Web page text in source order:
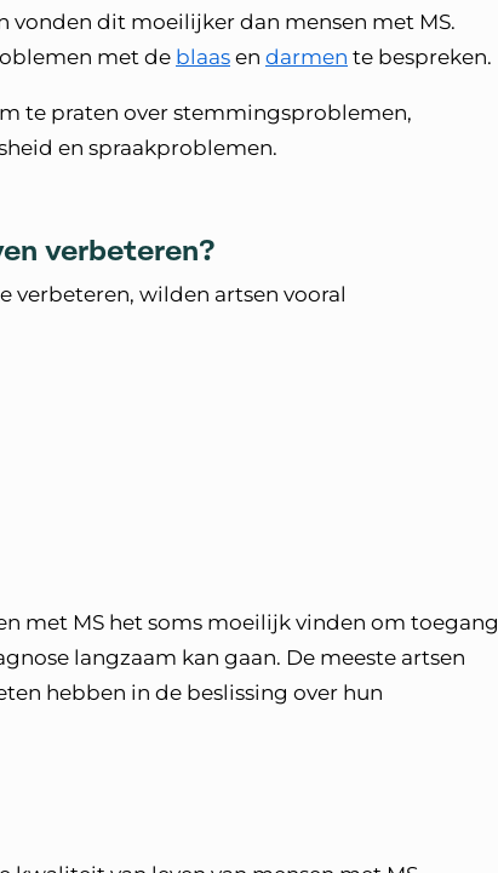
vonden dit moeilijker dan mensen met MS.
met de blaas en darmen te bespreken.
te praten over stemmingsproblemen,
en spraakproblemen.
verbeteren?
verbeteren, wilden artsen vooral
met MS het soms moeilijk vinden om toegang
langzaam kan gaan. De meeste artsen
hebben in de beslissing over hun